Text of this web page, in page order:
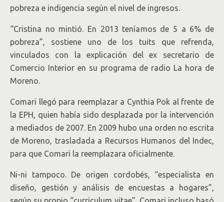
pobreza e indigencia según el nivel de ingresos.
“Cristina no mintió. En 2013 teníamos de 5 a 6% de
pobreza”, sostiene uno de los tuits que refrenda,
vinculados con la explicación del ex secretario de
Comercio Interior en su programa de radio La hora de
Moreno.
Comari llegó para reemplazar a Cynthia Pok al frente de
la EPH, quien había sido desplazada por la intervención
a mediados de 2007. En 2009 hubo una orden no escrita
de Moreno, trasladada a Recursos Humanos del Indec,
para que Comari la reemplazara oficialmente.
Ni-ni tampoco. De origen cordobés, “especialista en
diseño, gestión y análisis de encuestas a hogares”,